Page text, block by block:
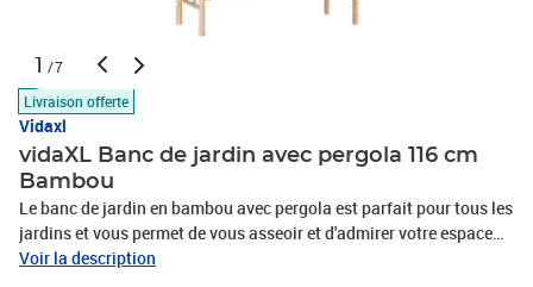
1 /7
Livraison offerte
Vidaxl
vidaXL Banc de jardin avec pergola 116 cm
Bambou
Le banc de jardin en bambou avec pergola est parfait pour tous les
jardins et vous permet de vous asseoir et d'admirer votre espace
extérieur. Matériau durable : fabriqué en bambou résistant aux
Voir la description